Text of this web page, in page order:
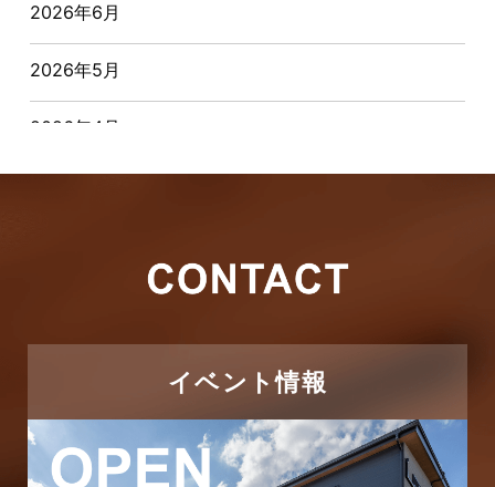
お客様インタビュー
お客様の声
つくばエクスプレス線
ピアラシティ店-ブログ
2026年6月
2026年5月
2026年4月
2025年11月
2025年10月
イベント情報